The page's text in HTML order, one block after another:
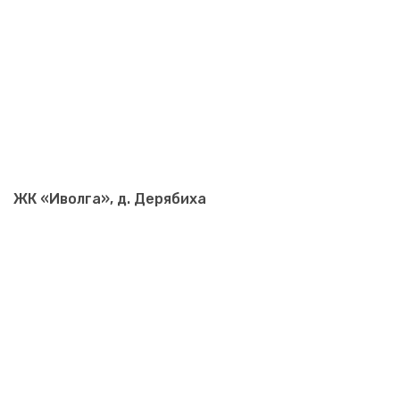
ЖК «Иволга», д. Дерябиха